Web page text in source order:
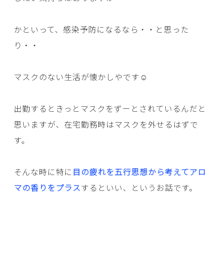
かといって、感染予防になるなら・・と思った
り・・
マスクのない生活が懐かしやです☺
出勤するときっとマスクをずーとされているんだと
思いますが、在宅勤務時はマスクを外せるはずで
す。
そんな時に特に 目の疲れを五行思想から考えてアロ
マの香りをプラスするといい、というお話です。